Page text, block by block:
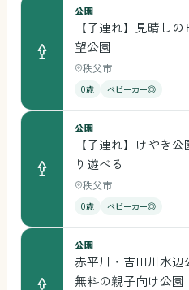
公園
【子連れ】見晴し
望公園
秩父市
0歳 ベビーカー◎
公園
【子連れ】けやき
り遊べる
秩父市
0歳 ベビーカー◎
公園
赤平川・吉田川水辺
無料の親子向け公園